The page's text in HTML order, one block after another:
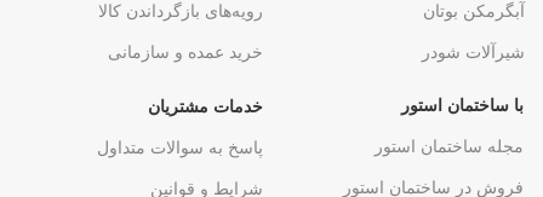
آبگرمکن بوتان
شیرآلات شودر
رویه‌های بازگرداندن کالا
خرید عمده و سازمانی
با ساختمان استور
مجله ساختمان استور
فروش در ساختمان استور
خدمات مشتریان
پاسخ به سوالات متداول
شرایط و قوانین